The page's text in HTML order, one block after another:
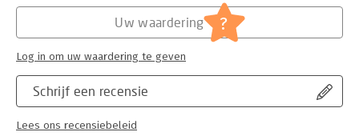
Schrijf een recensie
Lees ons recensiebeleid
Uw waardering ?
Log in om uw waardering te geven